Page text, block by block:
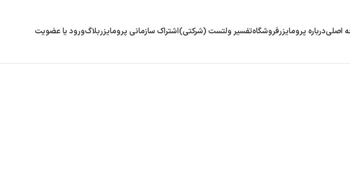
اصلیدرباره پرومایزرفروشگاهتفسیر ولتست (شرکتی)اشتراک سازمانی پرومایزربلاگورود یا عضویت